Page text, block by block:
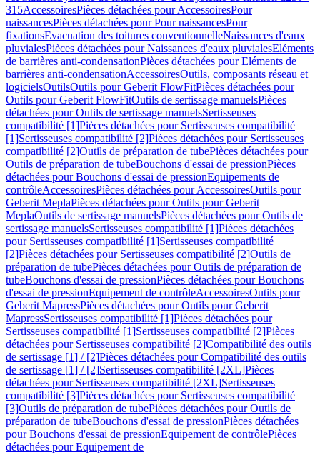
315AccessoiresPièces détachées pour AccessoiresPour
naissancesPièces détachées pour Pour naissancesPour
fixationsEvacuation des toitures conventionnelleNaissances d'eaux
pluvialesPièces détachées pour Naissances d'eaux pluvialesEléments
de barrières anti-condensationPièces détachées pour Eléments de
barrières anti-condensationAccessoiresOutils, composants réseau et
logicielsOutilsOutils pour Geberit FlowFitPièces détachées pour
Outils pour Geberit FlowFitOutils de sertissage manuelsPièces
détachées pour Outils de sertissage manuelsSertisseuses
compatibilité [1]Pièces détachées pour Sertisseuses compatibilité
[1]Sertisseuses compatibilité [2]Pièces détachées pour Sertisseuses
compatibilité [2]Outils de préparation de tubePièces détachées pour
Outils de préparation de tubeBouchons d'essai de pressionPièces
détachées pour Bouchons d'essai de pressionEquipements de
contrôleAccessoiresPièces détachées pour AccessoiresOutils pour
Geberit MeplaPièces détachées pour Outils pour Geberit
MeplaOutils de sertissage manuelsPièces détachées pour Outils de
sertissage manuelsSertisseuses compatibilité [1]Pièces détachées
pour Sertisseuses compatibilité [1]Sertisseuses compatibilité
[2]Pièces détachées pour Sertisseuses compatibilité [2]Outils de
préparation de tubePièces détachées pour Outils de préparation de
tubeBouchons d'essai de pressionPièces détachées pour Bouchons
d'essai de pressionEquipement de contrôleAccessoiresOutils pour
Geberit MapressPièces détachées pour Outils pour Geberit
MapressSertisseuses compatibilité [1]Pièces détachées pour
Sertisseuses compatibilité [1]Sertisseuses compatibilité [2]Pièces
détachées pour Sertisseuses compatibilité [2]Compatibilité des outils
de sertissage [1] / [2]Pièces détachées pour Compatibilité des outils
de sertissage [1] / [2]Sertisseuses compatibilité [2XL]Pièces
détachées pour Sertisseuses compatibilité [2XL]Sertisseuses
compatibilité [3]Pièces détachées pour Sertisseuses compatibilité
[3]Outils de préparation de tubePièces détachées pour Outils de
préparation de tubeBouchons d'essai de pressionPièces détachées
pour Bouchons d'essai de pressionEquipement de contrôlePièces
détachées pour Equipement de